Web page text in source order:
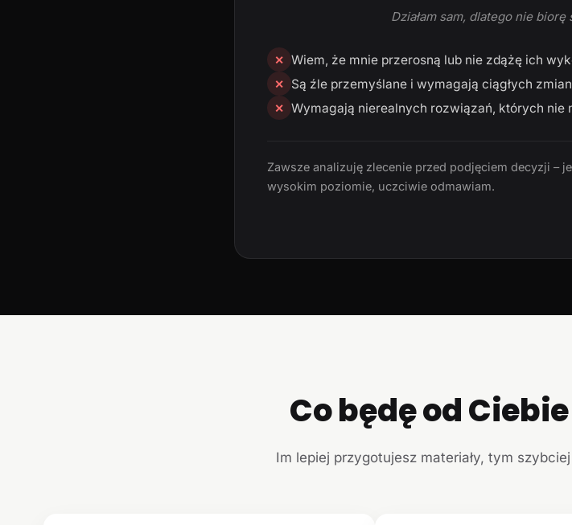
Działam sam, dlatego nie
✕ Wiem, że mnie przerosną lub nie zdążę ich
✕ Są źle przemyślane i wymagają ciągłych
✕ Wymagają nierealnych rozwiązań, których nie
Zawsze analizuję zlecenie przed podjęciem decyzji –
wysokim poziomie, uczciwie odmawiam.
Co będę od
Im lepiej przygotujesz materiały, tym